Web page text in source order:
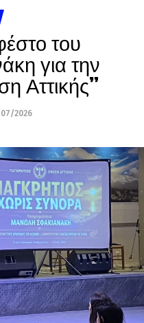
του
για την
Αττικής”
2026